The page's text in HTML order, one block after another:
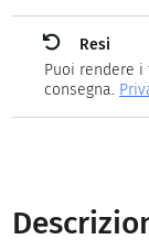
Resi
Puoi rendere
consegna.